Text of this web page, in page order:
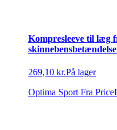
Kompresleeve til læg
269,10 kr.På lager
Optima Sport Fra